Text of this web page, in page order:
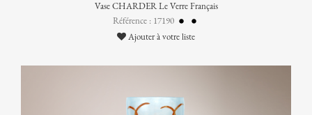
Vase CHARDER Le Verre Français
Référence : 17190
Ajouter à votre liste